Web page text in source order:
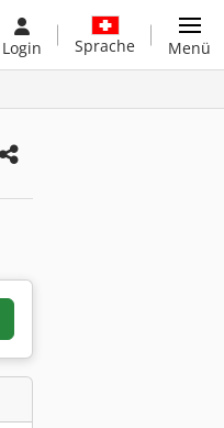
Login Sprache Menü